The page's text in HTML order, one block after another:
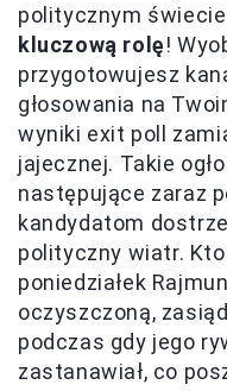
politycznym świecie
kluczową rolę!
przygotowujesz
głosowania na
wyniki exit poll
jajecznej. Takie
następujące zaraz
kandydatom
polityczny wiatr.
poniedziałek
oczyszczoną,
podczas gdy jego
zastanawiał, co